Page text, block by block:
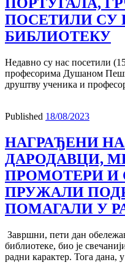
ПОСЕТИЛИ СУ
БИБЛИОТЕКУ
Недавно су нас посетили
професорима Душаном
друштву ученика и
Published 18/08/2023
НАГРАЂЕНИ
ДАРОДАВЦИ,
ПРОМОТЕРИ И
ПРУЖАЛИ
ПОМАГАЛИ У
Завршни, пети дан
библиотеке, био је
радни карактер. Тога дана, у